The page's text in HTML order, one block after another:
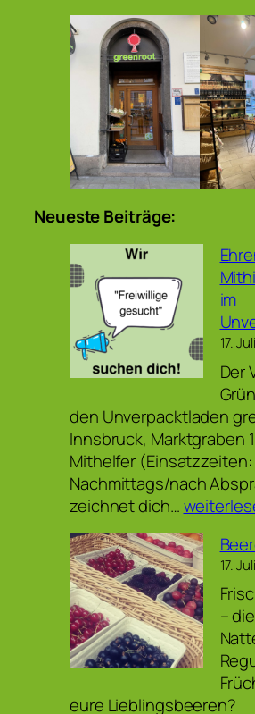
Neueste Beiträge:
im
17.
Der
den Unverpacktladen
Innsbruck, Marktgraben
Mithelfer (Einsatzzeiten:
Nachmittags/nach
zeichnet dich…
für
Verkauf
im
17.
–
eure Lieblingsbeeren?